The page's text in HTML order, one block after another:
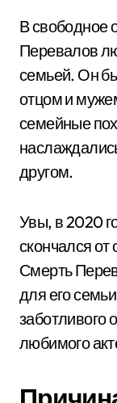
В свободное
Перевалов
семьей. Он
отцом и
семейные
другом.
Увы, в 2020
скончался от
Смерть
для его
заботливого
любимого